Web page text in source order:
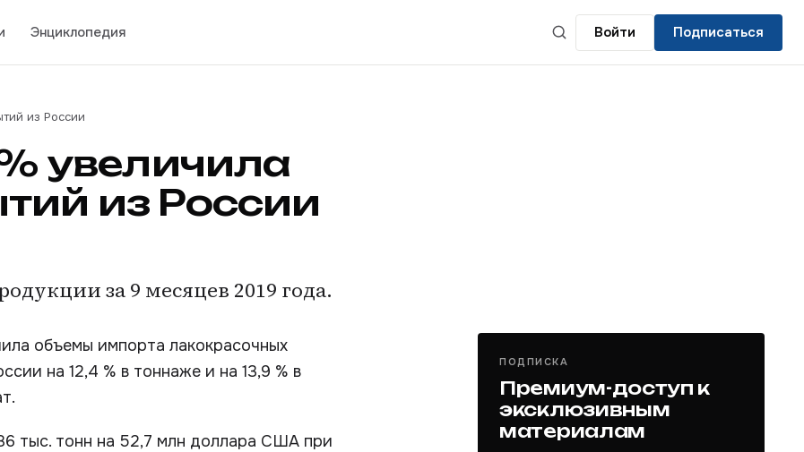
Энциклопедия Войти Подписаться
из России
увеличила
из России
за 9 месяцев 2019 года.
объемы импорта лакокрасочных
на 12,4 % в тоннаже и на 13,9 % в
тыс. тонн на 52,7 млн доллара США при
ПОДПИСКА
Премиум-доступ к
эксклюзивным
материалам